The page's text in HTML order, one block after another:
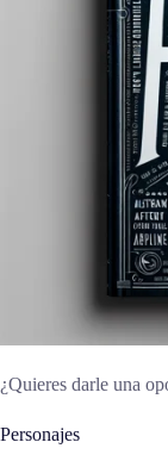
¿Quieres darle una
Personajes